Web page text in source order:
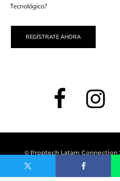
Tecnológico?
REGÍSTRATE AHORA
© Proptech Latam Connection